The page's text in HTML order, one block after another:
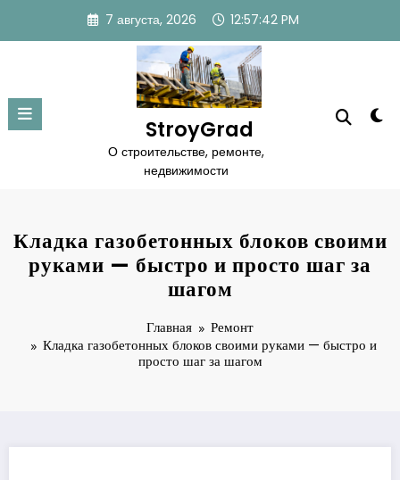
содержимому
7 августа, 2026 12:57:43 PM
StroyGrad
О строительстве, ремонте,
недвижимости
Кладка газобетонных блоков своими
руками — быстро и просто шаг за
шагом
Главная
Ремонт
Кладка газобетонных блоков своими руками — быстро и
просто шаг за шагом